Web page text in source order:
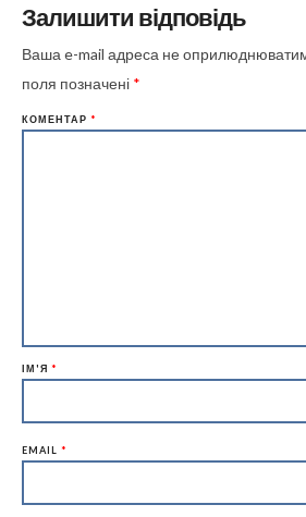
Залишити відповідь
Ваша e-mail адреса не
поля позначені *
КОМЕНТАР *
ІМ'Я *
EMAIL *